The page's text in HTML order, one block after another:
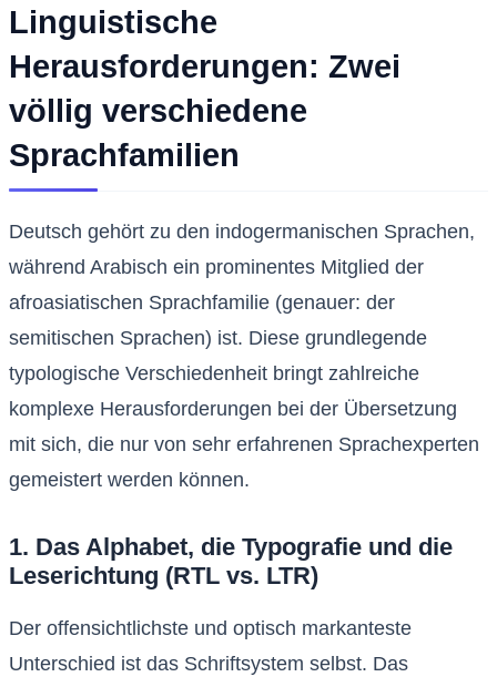
Linguistische
Herausforderungen: Zwei
völlig verschiedene
Sprachfamilien
Deutsch gehört zu den indogermanischen Sprachen,
während Arabisch ein prominentes Mitglied der
afroasiatischen Sprachfamilie (genauer: der
semitischen Sprachen) ist. Diese grundlegende
typologische Verschiedenheit bringt zahlreiche
komplexe Herausforderungen bei der Übersetzung
mit sich, die nur von sehr erfahrenen Sprachexperten
gemeistert werden können.
1. Das Alphabet, die Typografie und die
Leserichtung (RTL vs. LTR)
Der offensichtlichste und optisch markanteste
Unterschied ist das Schriftsystem selbst. Das